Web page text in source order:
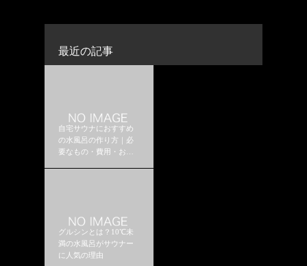
最近の記事
自宅サウナにおすすめ
の水風呂の作り方｜必
要なもの・費用・おす
グルシンとは？10℃未
満の水風呂がサウナー
に人気の理由